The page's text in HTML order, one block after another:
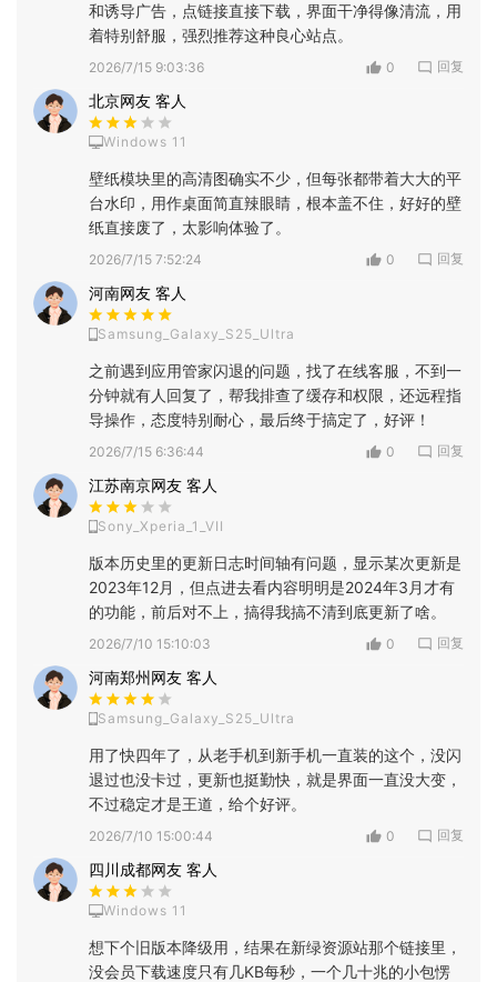
和诱导广告，点链接直接下载，界面干净得像清流，用
着特别舒服，强烈推荐这种良心站点。
2026/7/15 9:03:36 0 回复
北京网友 客人
Windows 11
壁纸模块里的高清图确实不少，但每张都带着大大的平
台水印，用作桌面简直辣眼睛，根本盖不住，好好的壁
纸直接废了，太影响体验了。
2026/7/15 7:52:24 0 回复
河南网友 客人
Samsung_Galaxy_S25_Ultra
之前遇到应用管家闪退的问题，找了在线客服，不到一
分钟就有人回复了，帮我排查了缓存和权限，还远程指
导操作，态度特别耐心，最后终于搞定了，好评！
2026/7/15 6:36:44 0 回复
江苏南京网友 客人
Sony_Xperia_1_VII
版本历史里的更新日志时间轴有问题，显示某次更新是
2023年12月，但点进去看内容明明是2024年3月才有
的功能，前后对不上，搞得我搞不清到底更新了啥。
2026/7/10 15:10:03 0 回复
河南郑州网友 客人
Samsung_Galaxy_S25_Ultra
用了快四年了，从老手机到新手机一直装的这个，没闪
退过也没卡过，更新也挺勤快，就是界面一直没大变，
不过稳定才是王道，给个好评。
2026/7/10 15:00:44 0 回复
四川成都网友 客人
Windows 11
想下个旧版本降级用，结果在新绿资源站那个链接里，
没会员下载速度只有几KB每秒，一个几十兆的小包愣